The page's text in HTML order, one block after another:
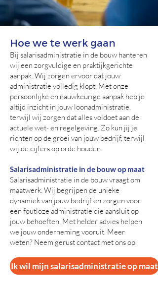
Hoe we te werk gaan
Bij salarisadministratie in de bouw hanteren
wij een zorgvuldige en praktijkgerichte
aanpak. Wij zorgen ervoor dat jouw
administratie volledig klopt. Met onze
persoonlijke en nauwkeurige aanpak heb je
altijd inzicht in jouw loonadministratie,
terwijl wij zorgen dat alles voldoet aan de
actuele wet- en regelgeving. Zo kun jij je
richten op de groei van jouw bedrijf, terwijl
wij de cijfers op orde houden.
Salarisadministratie in de bouw op maat
Salarisadministratie in de bouw vraagt om
maatwerk. Wij begrijpen de unieke
dynamiek van jouw bedrijf en zorgen voor
een foutloze administratie die aansluit op
jouw behoeften. Met helder advies helpen
we jouw onderneming vooruit. Meer
weten? Neem gerust contact met ons op.
Ik wil mijn salarisadministratie op maat